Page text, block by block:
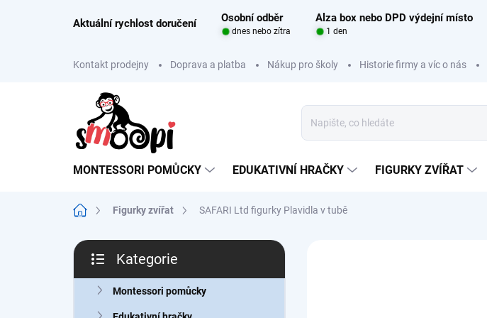
Aktuální rychlost doručení Osobní odběr Alza box nebo DPD výdejní místo
dnes nebo zítra 1 den
Kontakt prodejny Doprava a platba Nákup pro školy Historie firmy a víc o nás
MONTESSORI POMŮCKY EDUKATIVNÍ HRAČKY FIGURKY ZVÍŘAT
Domů Figurky zvířat SAFARI Ltd figurky Plavidla v tubě
P
s
kategorie
Kategorie
Montessori pomůcky